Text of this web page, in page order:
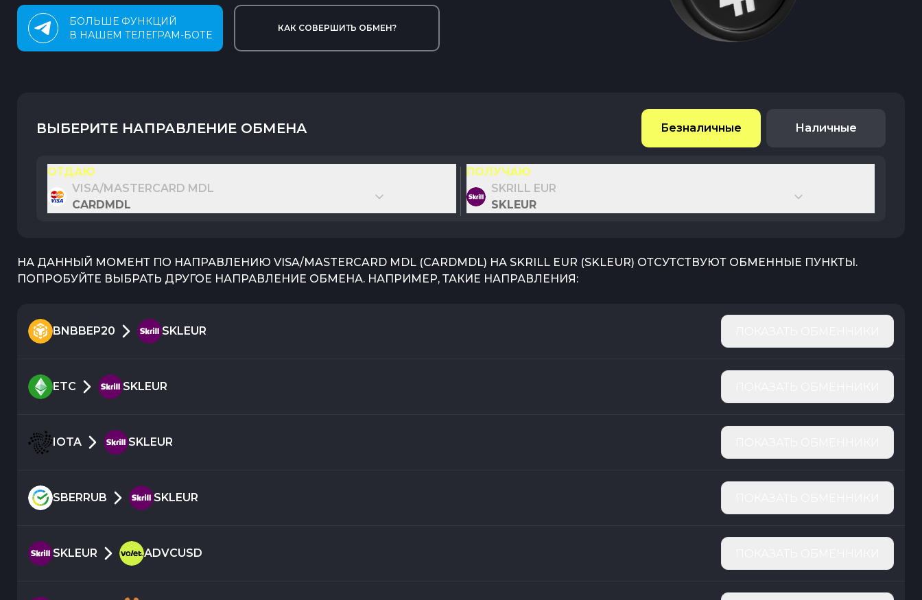
БОЛЬШЕ ФУНКЦИЙ
В НАШЕМ ТЕЛЕГРАМ-БОТЕ
КАК СОВЕРШИТЬ ОБМЕН?
ВЫБЕРИТЕ НАПРАВЛЕНИЕ ОБМЕНА Безналичные Наличные
ОТДАЮ
VISA/MASTERCARD MDL
CARDMDL
ПОЛУЧАЮ
SKRILL EUR
SKLEUR
НА ДАННЫЙ МОМЕНТ ПО НАПРАВЛЕНИЮ VISA/MASTERCARD MDL (CARDMDL) НА SKRILL EUR (SKLEUR) ОТСУТСТВУЮТ ОБМЕННЫЕ ПУНКТЫ.
ПОПРОБУЙТЕ ВЫБРАТЬ ДРУГОЕ НАПРАВЛЕНИЕ ОБМЕНА. НАПРИМЕР, ТАКИЕ НАПРАВЛЕНИЯ:
BNBBEP20 SKLEUR
ETC SKLEUR
IOTA SKLEUR
SBERRUB SKLEUR
SKLEUR ADVCUSD